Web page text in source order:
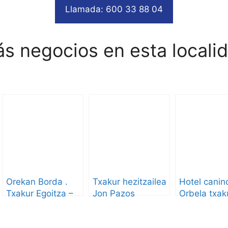
Llamada: 600 33 88 04
negocios en esta
Orekan Borda .
Txakur Egoitza –
Txakur hezitzailea
Jon Pazos
Hotel
Orbela